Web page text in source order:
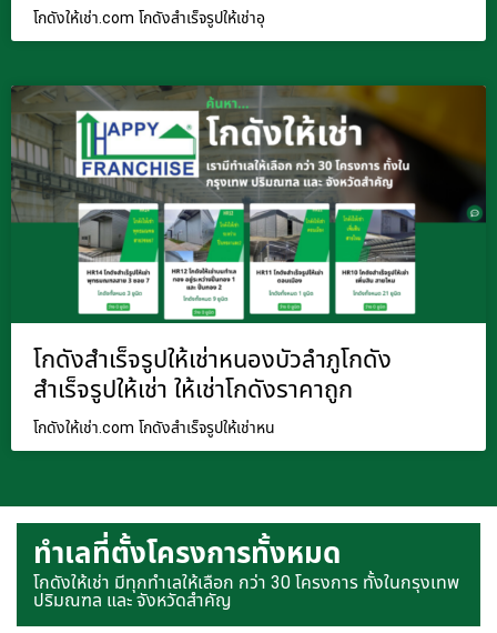
โกดังให้เช่า.com โกดังสำเร็จรูปให้เช่าอุ
โกดังสำเร็จรูปให้เช่าหนองบัวลำภูโกดัง
สำเร็จรูปให้เช่า ให้เช่าโกดังราคาถูก
โกดังให้เช่า.com โกดังสำเร็จรูปให้เช่าหน
ทำเลที่ตั้งโครงการทั้งหมด
โกดังให้เช่า มีทุกทำเลให้เลือก กว่า 30 โครงการ ทั้งในกรุงเทพ
ปริมณฑล และ จังหวัดสำคัญ